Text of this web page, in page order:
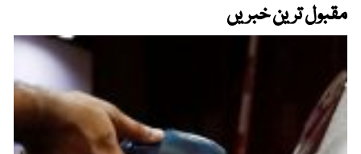
مقبول ترین خبریں